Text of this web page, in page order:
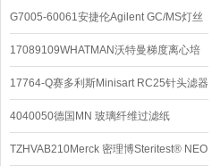
G7005-60061安捷伦Agilent GC/MS灯丝
配件
17089109WHATMAN沃特曼梯度离心培
养基
17764-Q赛多利斯Minisart RC25针头滤器
4040050德国MN 玻璃纤维过滤纸
TZHVAB210Merck 密理博Steritest® NEO